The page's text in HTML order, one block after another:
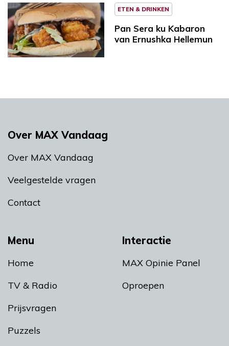
ETEN & DRINKEN
Pan Sera ku Kabaron
van Ernushka Hellemun
Menu
Home
TV & Radio
Prijsvragen
Puzzels
Interactie
MAX Opinie Panel
Oproepen
Over MAX Vandaag
Over MAX Vandaag
Veelgestelde vragen
Contact